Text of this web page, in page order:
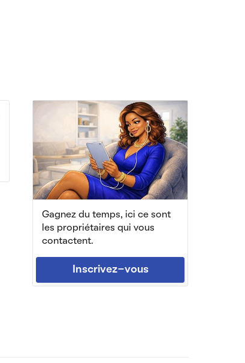
Gagnez du temps, ici ce sont
les propriétaires qui vous
contactent.
Inscrivez-vous